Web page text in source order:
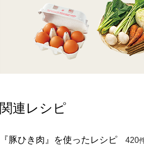
関連レシピ
『豚ひき肉』を使ったレシピ 420